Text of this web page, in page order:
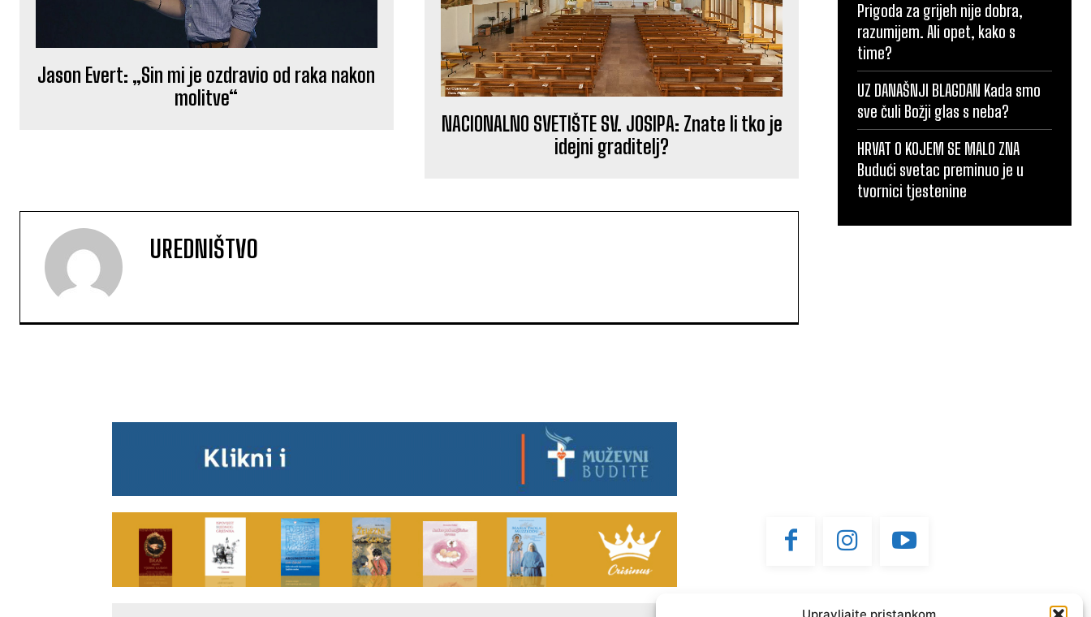
Jason Evert: „Sin mi je ozdravio od raka nakon
molitve“
NACIONALNO SVETIŠTE SV. JOSIPA: Znate li tko je
idejni graditelj?
UREDNIŠTVO
Prigoda za grijeh nije dobra,
razumijem. Ali opet, kako s
time?
UZ DANAŠNJI BLAGDAN Kada smo
sve čuli Božji glas s neba?
HRVAT O KOJEM SE MALO ZNA
Budući svetac preminuo je u
tvornici tjestenine